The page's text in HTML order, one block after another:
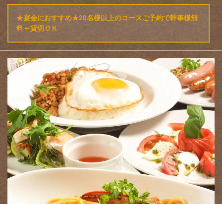
★宴会におすすめ★20名様以上のコースご予約で幹事様無
料＋貸切ＯＫ
この店舗情報をシェアする
埼玉県さいたま市緑区東浦和６-9-3 東浦和グルメ館
https://fantasista-13.owst.jp/courses
お店情報をコピー
閉じる